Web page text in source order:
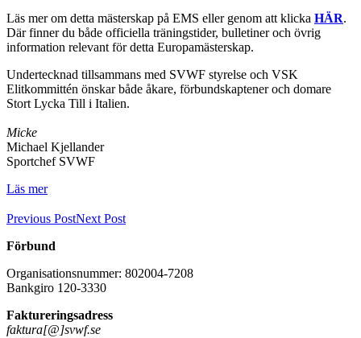
Läs mer om detta mästerskap på EMS eller genom att klicka HÄR.
Där finner du både officiella träningstider, bulletiner och övrig
information relevant för detta Europamästerskap.
Undertecknad tillsammans med SVWF styrelse och VSK
Elitkommittén önskar både åkare, förbundskaptener och domare
Stort Lycka Till i Italien.
Micke
Michael Kjellander
Sportchef SVWF
Läs mer
Previous PostNext Post
Förbund
Organisationsnummer: 802004-7208
Bankgiro 120-3330
Faktureringsadress
faktura[@]svwf.se